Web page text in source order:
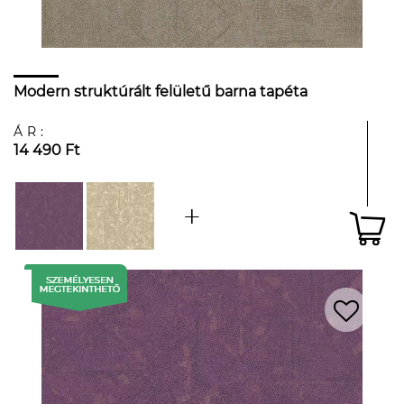
Modern struktúrált felületű barna tapéta
ÁR:
14 490 Ft